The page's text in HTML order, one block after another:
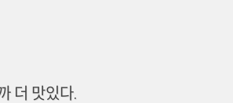
더 맛있다.